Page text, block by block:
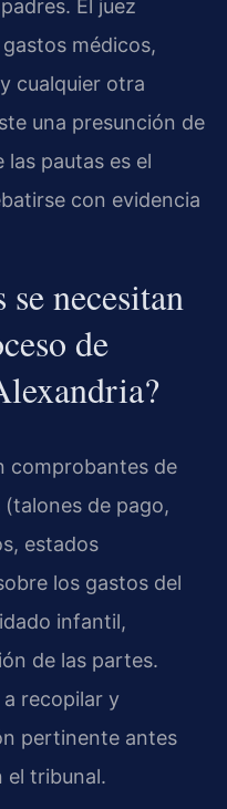
El juez
médicos,
cualquier otra
una presunción de
pautas es el
con evidencia
necesitan
de
comprobantes de
de pago,
estados
los gastos del
infantil,
de las partes.
recopilar y
pertinente antes
el tribunal.